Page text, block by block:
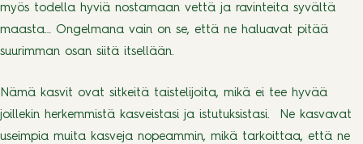
myös todella hyviä nostamaan vettä ja ravinteita syvältä
maasta… Ongelmana vain on se, että ne haluavat pitää
suurimman osan siitä itsellään.
Nämä kasvit ovat sitkeitä taistelijoita, mikä ei tee hyvää
joillekin herkemmistä kasveistasi ja istutuksistasi. Ne kasvavat
useimpia muita kasveja nopeammin, mikä tarkoittaa, että ne